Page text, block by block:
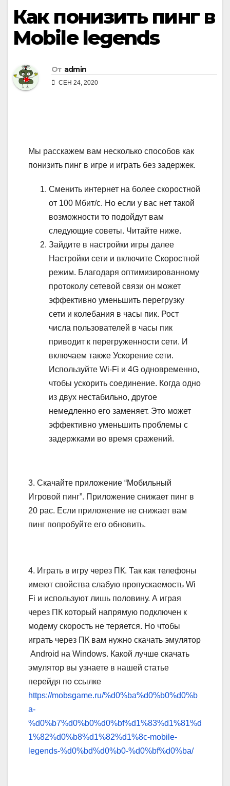
Как понизить пинг в
Mobile legends
От admin
СЕН 24, 2020
Мы расскажем вам несколько способов как
понизить пинг в игре и играть без задержек.
Сменить интернет на более скоростной
от 100 Мбит/с. Но если у вас нет такой
возможности то подойдут вам
следующие советы. Читайте ниже.
Зайдите в настройки игры далее
Настройки сети и включите Скоростной
режим. Благодаря оптимизированному
протоколу сетевой связи он может
эффективно уменьшить перегрузку
сети и колебания в часы пик. Рост
числа пользователей в часы пик
приводит к перегруженности сети. И
включаем также Ускорение сети.
Используйте Wi-Fi и 4G одновременно,
чтобы ускорить соединение. Когда одно
из двух нестабильно, другое
немедленно его заменяет. Это может
эффективно уменьшить проблемы с
задержками во время сражений.
3. Скачайте приложение “Мобильный
Игровой пинг”. Приложение снижает пинг в
20 рас. Если приложение не снижает вам
пинг попробуйте его обновить.
4. Играть в игру через ПК. Так как телефоны
имеют свойства слабую пропускаемость Wi
Fi и используют лишь половину. А играя
через ПК который напрямую подключен к
модему скорость не теряется. Но чтобы
играть через ПК вам нужно скачать эмулятор
Android на Windows. Какой лучше скачать
эмулятор вы узнаете в нашей статье
перейдя по ссылке
https://mobsgame.ru/%d0%ba%d0%b0%d0%b
a-
%d0%b7%d0%b0%d0%bf%d1%83%d1%81%d
1%82%d0%b8%d1%82%d1%8c-mobile-
legends-%d0%bd%d0%b0-%d0%bf%d0%ba/